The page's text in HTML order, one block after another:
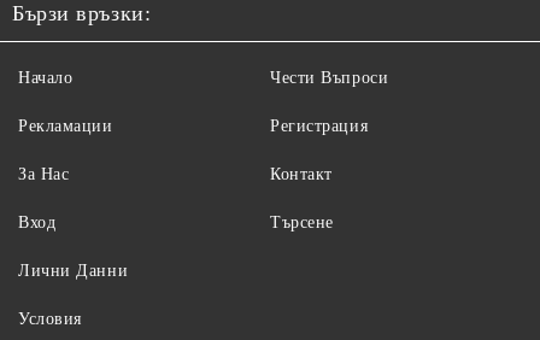
Бързи връзки:
Начало
Рекламации
За Нас
Вход
Чести Въпроси
Регистрация
Контакт
Търсене
Лични Данни
Условия